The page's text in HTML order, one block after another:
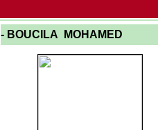
- BOUCILA MOHAMED